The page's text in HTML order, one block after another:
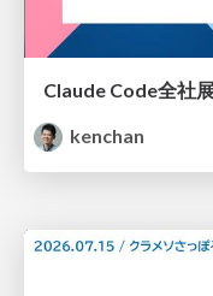
kenchan